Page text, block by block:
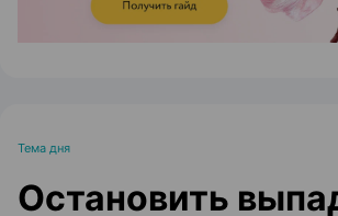
Тема дня
Остановить